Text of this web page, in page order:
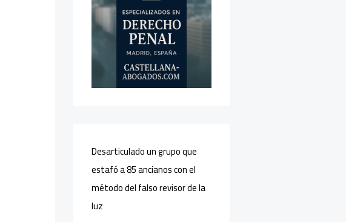
Desarticulado un grupo que
estafó a 85 ancianos con el
método del falso revisor de la
luz